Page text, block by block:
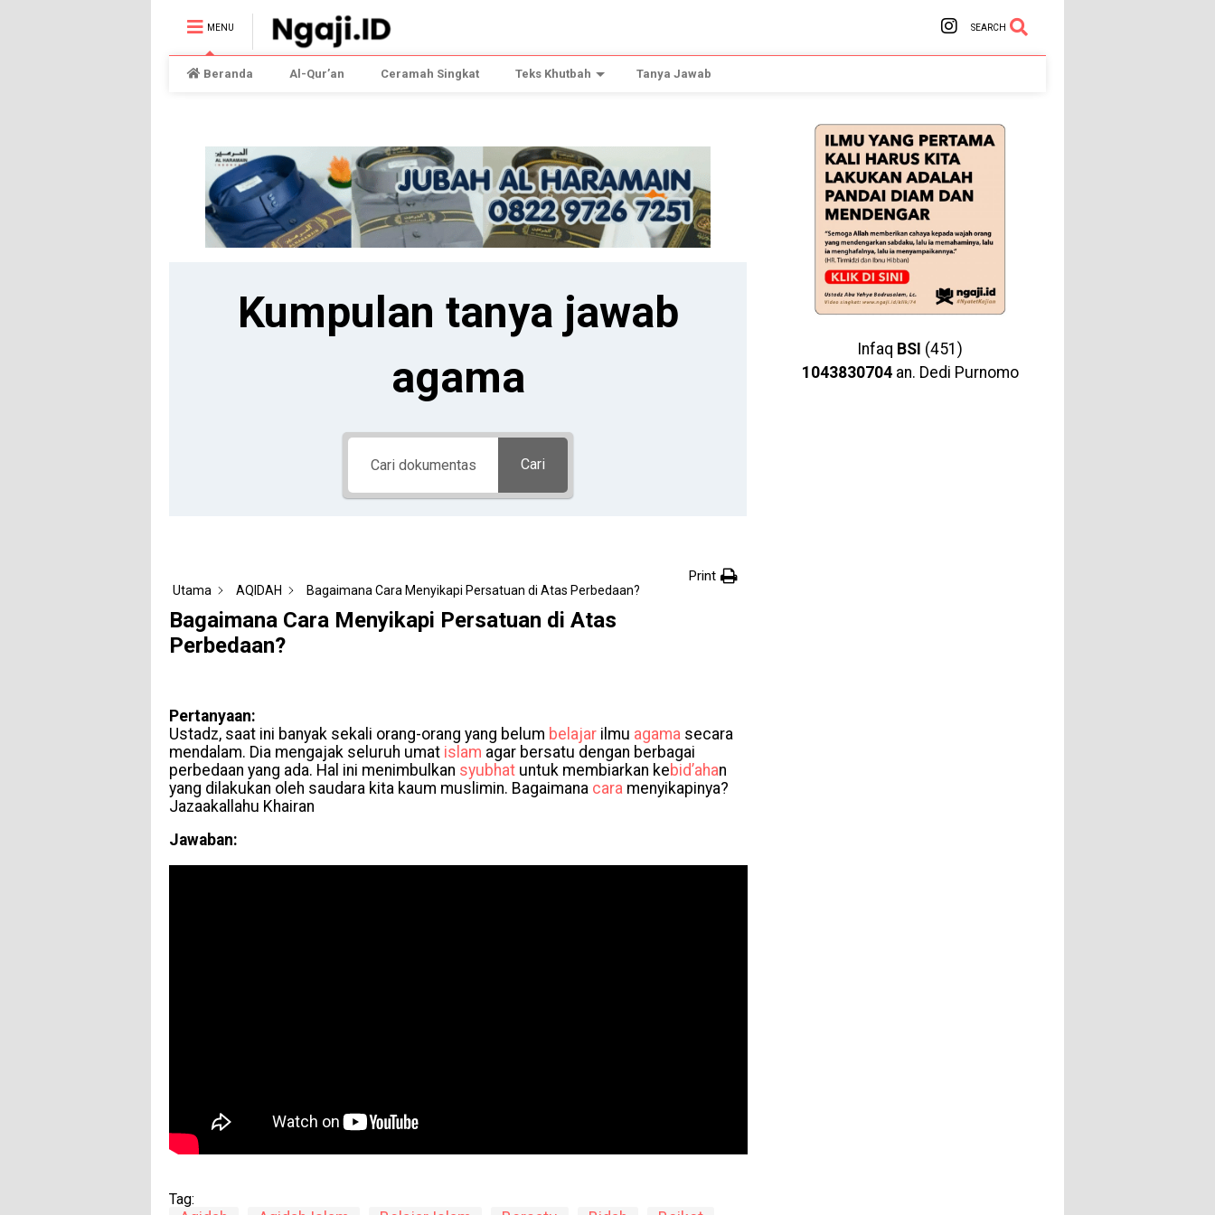
MENU SEARCH
Beranda Al-Qur’an Ceramah Singkat Teks Khutbah Tanya Jawab
Kumpulan tanya jawab
agama
Cari
Utama AQIDAH Bagaimana Cara Menyikapi Persatuan di Atas Perbedaan?
Print
Bagaimana Cara Menyikapi Persatuan di Atas
Perbedaan?
Pertanyaan:
Ustadz, saat ini banyak sekali orang-orang yang belum belajarilmu agama secara
mendalam. Dia mengajak seluruh umat islam agar bersatu dengan berbagai
perbedaan yang ada. Hal ini menimbulkan syubhatuntuk membiarkan kebid’ahan
yang dilakukan oleh saudara kita kaum muslimin. Bagaimana cara menyikapinya?
Jazaakallahu Khairan
Jawaban:
Tag:
Infaq BSI (451)
1043830704an. Dedi Purnomo